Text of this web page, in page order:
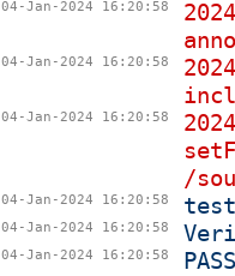
04-Jan-2024 16:20:58
04-Jan-2024 16:20:58
04-Jan-2024 16:20:58
/
04-Jan-2024 16:20:58
04-Jan-2024 16:20:58
04-Jan-2024 16:20:58